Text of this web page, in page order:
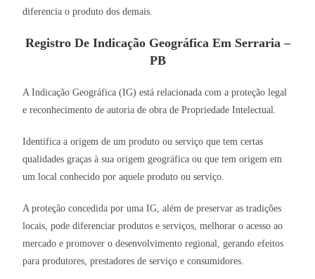
diferencia o produto dos demais.
Registro De Indicação Geográfica Em Serraria –
PB
A Indicação Geográfica (IG) está relacionada com a proteção legal
e reconhecimento de autoria de obra de Propriedade Intelectual.
Identifica a origem de um produto ou serviço que tem certas
qualidades graças à sua origem geográfica ou que tem origem em
um local conhecido por aquele produto ou serviço.
A proteção concedida por uma IG, além de preservar as tradições
locais, pode diferenciar produtos e serviços, melhorar o acesso ao
mercado e promover o desenvolvimento regional, gerando efeitos
para produtores, prestadores de serviço e consumidores.